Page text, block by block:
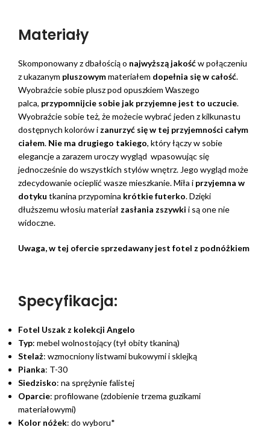
Materiały
Skomponowany z dbałością o najwyższą jakośćw połączeniu
z ukazanym pluszowymmateriałem dopełnia się w całość.
Wyobraźcie sobie plusz pod opuszkiem Waszego
palca, przypomnijcie sobie jak przyjemne jest to uczucie.
Wyobraźcie sobie też, że możecie wybrać jeden z kilkunastu
dostępnych kolorów i zanurzyć się w tej przyjemności całym
ciałem. Nie ma drugiego takiego, który łączy w sobie
elegancje a zarazem uroczy wygląd wpasowując się
jednocześnie do wszystkich stylów wnętrz. Jego wygląd może
zdecydowanie ocieplić wasze mieszkanie. Miła i przyjemna w
dotyku tkanina przypomina krótkie futerko. Dzięki
dłuższemu włosiu materiał zasłania zszywki i są one nie
widoczne.
Uwaga, w tej ofercie sprzedawany jest fotel z podnóżkiem
Specyfikacja:
Fotel Uszak z kolekcji Angelo
Typ: mebel wolnostojący (tył obity tkaniną)
Stelaż: wzmocniony listwami bukowymi i sklejką
Pianka: T-30
Siedzisko: na sprężynie falistej
Oparcie: profilowane (zdobienie trzema guzikami
materiałowymi)
Kolor nóżek: do wyboru*